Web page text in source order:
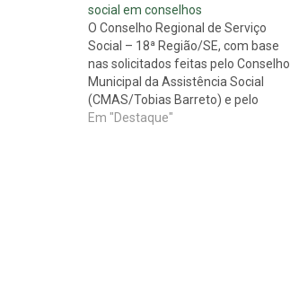
social em conselhos
O Conselho Regional de Serviço
Social – 18ª Região/SE, com base
nas solicitados feitas pelo Conselho
Municipal da Assistência Social
(CMAS/Tobias Barreto) e pelo
Conselho Municipal dos Direitos da
Em "Destaque"